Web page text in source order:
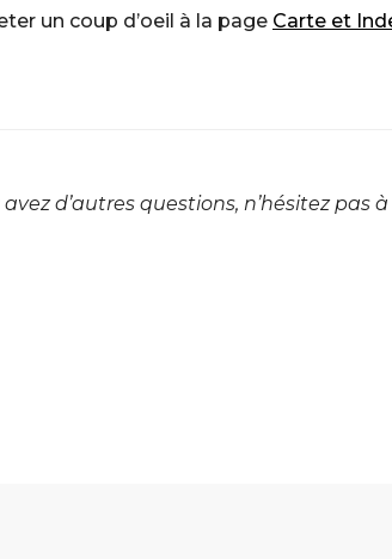
un coup d’oeil à la page Carte et
avez d’autres questions, n’hésitez